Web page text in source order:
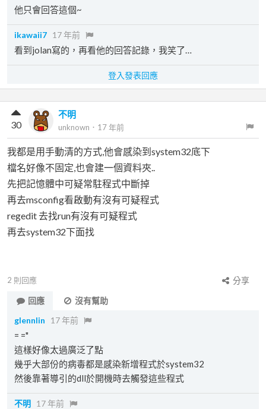
他只會回答這個~
ikawaii7 17 年前
看到jolan寫的，再看他的回答記錄，我笑了…
登入發表回應
不明
unknown ． 17 年前
30
我都是用手動清的方式,他會感染到system32底下
檔名好像不固定,也會建一個資料夾..
先把記憶體中可疑常駐程式中斷掉
再去msconfig看啟動有沒有可疑程式
regedit 去找run有沒有可疑程式
再去system32下面找
2 則回應
分享
回應
沒有幫助
glennlin
17 年前
= ="
這樣好像太過廣泛了點
幾乎大部份的病毒都是感染新增程式於system32
然後靠著導引的dll於開機時去觸發這些程式
不明 17 年前